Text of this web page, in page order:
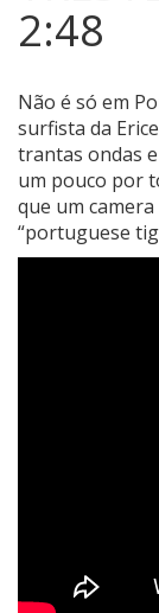
2:48
Não é só em
surfista da
trantas ondas
um pouco por
que um
“portuguese